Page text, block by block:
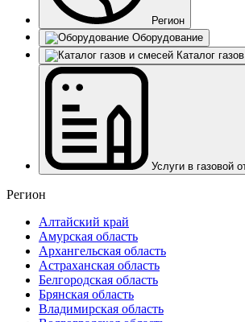
Регион
Оборудование
Каталог
Услуги в газовой
Регион
Алтайский край
Амурская область
Архангельская область
Астраханская область
Белгородская область
Брянская область
Владимирская область